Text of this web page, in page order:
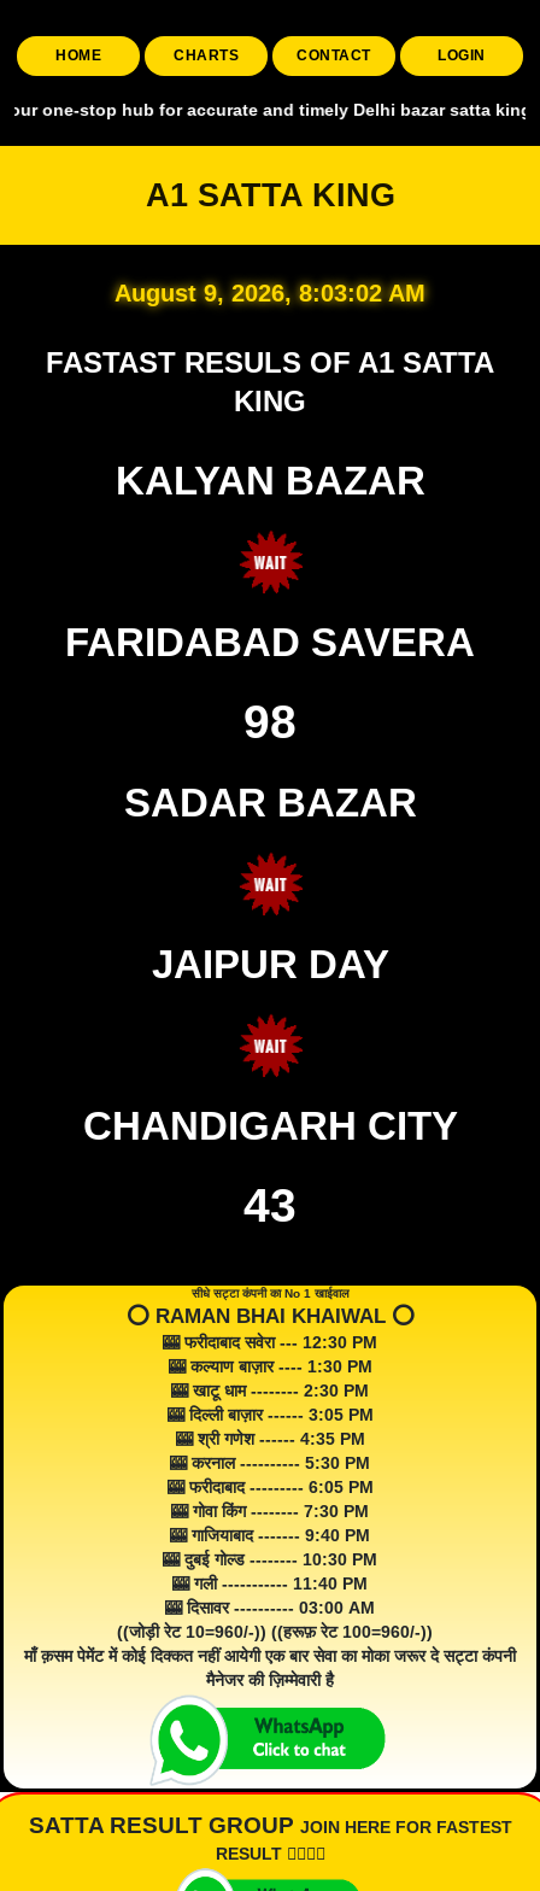
HOME CHARTS CONTACT LOGIN
hub for accurate and timely Delhi bazar satta king,
A1 SATTA KING
August 9, 2026, 8:03:03 AM
FASTAST RESULS OF A1 SATTA
KING
KALYAN BAZAR
FARIDABAD SAVERA
98
SADAR BAZAR
JAIPUR DAY
CHANDIGARH CITY
43
सीधे सट्टा कंपनी का No 1 खाईवाल
⭕️ RAMAN BHAI KHAIWAL ⭕️
🎰 फरीदाबाद सवेरा --- 12:30 PM
🎰 कल्याण बाज़ार ---- 1:30 PM
🎰 खाटू धाम -------- 2:30 PM
🎰 दिल्ली बाज़ार ------ 3:05 PM
🎰 श्री गणेश ------ 4:35 PM
🎰 करनाल ---------- 5:30 PM
🎰 फरीदाबाद --------- 6:05 PM
🎰 गोवा किंग -------- 7:30 PM
🎰 गाजियाबाद ------- 9:40 PM
🎰 दुबई गोल्ड -------- 10:30 PM
🎰 गली ----------- 11:40 PM
🎰 दिसावर ---------- 03:00 AM
((जोड़ी रेट 10=960/-)) ((हरूफ़ रेट 100=960/-))
माँ क़सम पेमेंट में कोई दिक्कत नहीं आयेगी एक बार सेवा का मोका जरूर दे सट्टा कंपनी
मैनेजर की ज़िम्मेवारी है
SATTA RESULT GROUP JOIN HERE FOR FASTEST
RESULT 👇🏾👇🏾